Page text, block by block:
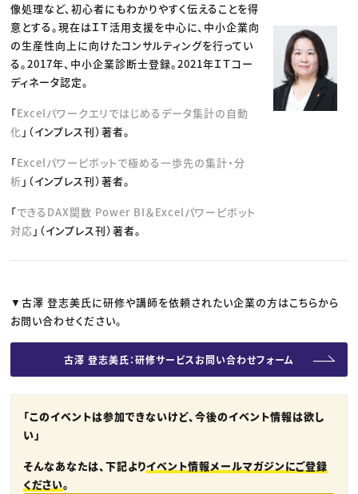
像処理など、初心者にもわかりやすく伝えることを得
意とする。現在はＩＴ活用支援を中心に、中小企業向
の生産性向上に向けたコンサルティングを行ってい
る。2017年、中小企業診断士登録。2021年ＩＴコー
ディネータ認定。
「Excelパワークエリではじめるデータ集計の自動
化 」（インプレス刊）著者。
「Excelパワーピボットで極める一歩先の集計・分
析 」（インプレス刊）著者。
「できるDAX関数 Power BI＆Excelパワーピボット
対応 」（インプレス刊）著者。
▼古澤 登志美氏に研修や講師を依頼されたい企業の方はこちらから
お問い合わせください。
古澤 登志美氏：研修サービスお問い合わせフォーム
「このイベントは参加できないけど、今後のイベント情報は欲し
い」
そんなあなたは、下記よりイベント情報メールマガジンにご登録
ください。